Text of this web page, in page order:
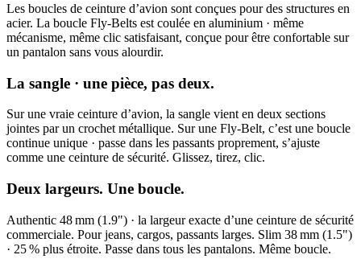
Les boucles de ceinture d’avion sont conçues pour des structures en
acier. La boucle Fly-Belts est coulée en aluminium · même
mécanisme, même clic satisfaisant, conçue pour être confortable sur
un pantalon sans vous alourdir.
La sangle · une pièce, pas deux.
Sur une vraie ceinture d’avion, la sangle vient en deux sections
jointes par un crochet métallique. Sur une Fly-Belt, c’est une boucle
continue unique · passe dans les passants proprement, s’ajuste
comme une ceinture de sécurité. Glissez, tirez, clic.
Deux largeurs. Une boucle.
Authentic 48 mm (1.9") · la largeur exacte d’une ceinture de sécurité
commerciale. Pour jeans, cargos, passants larges. Slim 38 mm (1.5")
· 25 % plus étroite. Passe dans tous les pantalons. Même boucle.